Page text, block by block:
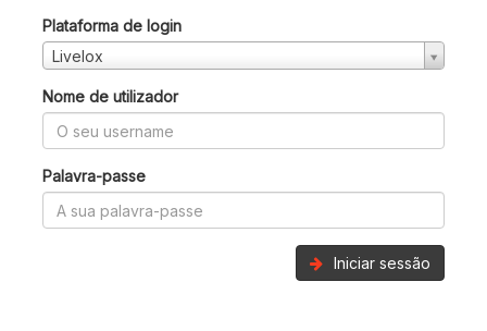
Plataforma de login
Livelox
Nome de utilizador
Palavra-passe
Iniciar sessão